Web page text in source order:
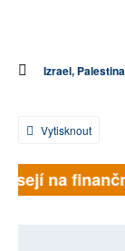
Izrael,
Vytisknout
na